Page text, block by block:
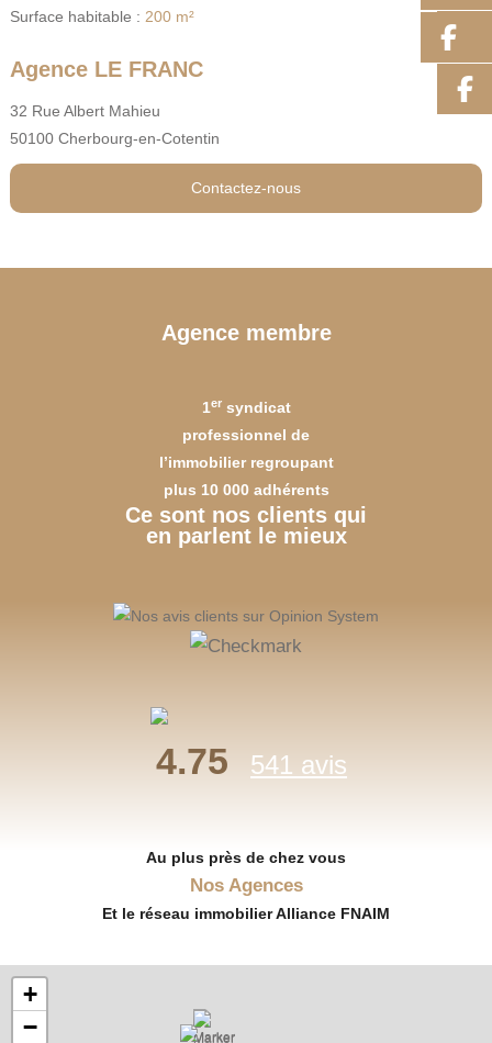
Surface habitable : 200 m²
Agence LE FRANC
32 Rue Albert Mahieu
50100 Cherbourg-en-Cotentin
Contactez-nous
Agence membre
1ersyndicat
professionnel de
l’immobilier regroupant
plus 10 000 adhérents
Ce sont nos clients qui
en parlent le mieux
4.75 541 avis
Au plus près de chez vous
Nos Agences
Et le réseau immobilier Alliance FNAIM
+
−